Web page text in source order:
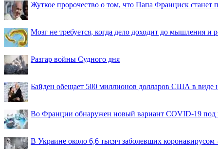
Жуткое пророчество о том, что Папа Франциск
Мозг не требуется, когда дело доходит до мышления и
Разгар войны Судного дня
Байден обещает 500 миллионов долларов США в
Во Франции обнаружен новый вариант COVID-19 под
В Украине около 6,6 тысяч заболевших коронавирусом